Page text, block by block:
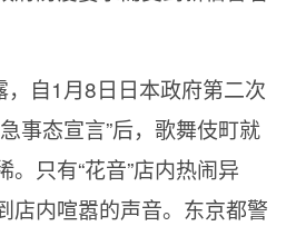
，自1月8日日本政府第二次
事态宣言”后，歌舞伎町就
。只有“花音”店内热闹异
店内喧嚣的声音。东京都警